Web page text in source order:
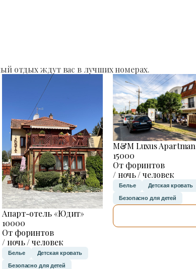
отдых ждут вас в лучших номерах.
Апарт-отель «Юдит»
10000
От форинтов
/ ночь / человек
Белье Детская кровать
Безопасно для детей
M&M Luxus Apartman
15000
От форинтов
/ ночь / человек
Белье Детская кровать
Безопасно для детей